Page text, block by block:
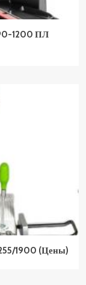
1200 ПЛ
255/1900 (Цены)